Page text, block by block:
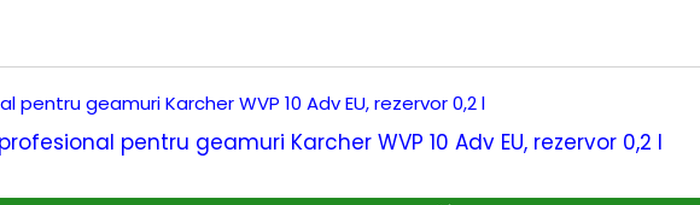
pentru geamuri Karcher WVP 10 Adv EU, rezervor 0,2 l